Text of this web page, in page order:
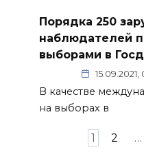
Порядка 250
наблюдателей
выборами в
15.09.2021,
В качестве
на выборах в
1 2 …